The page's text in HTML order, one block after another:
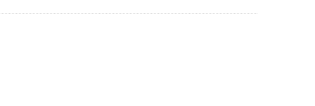
Mangels hochladen. Falls Sie ein Foto hinzufügen,